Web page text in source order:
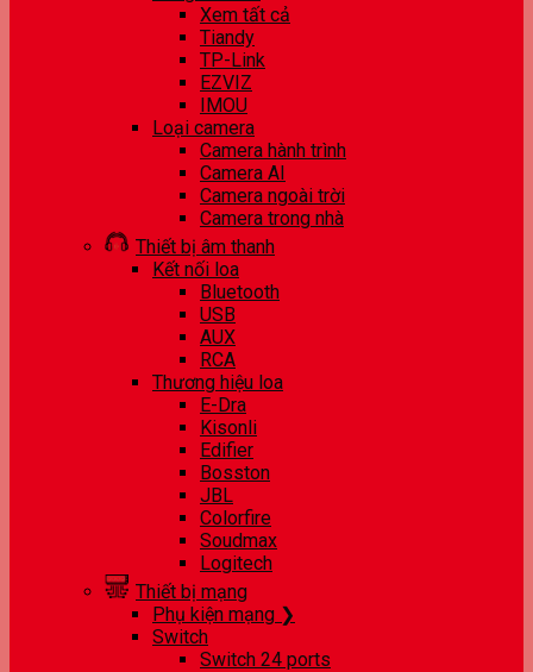
Xem tất cả
Tiandy
TP-Link
EZVIZ
IMOU
Loại camera
Camera hành trình
Camera AI
Camera ngoài trời
Camera trong nhà
Thiết bị âm thanh
Kết nối loa
Bluetooth
USB
AUX
RCA
Thương hiệu loa
E-Dra
Kisonli
Edifier
Bosston
JBL
Colorfire
Soudmax
Logitech
Thiết bị mạng
Phụ kiện mạng ❯
Switch
Switch 24 ports